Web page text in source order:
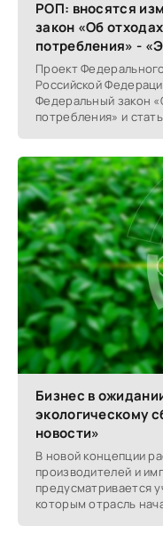
РОП: вносятся
закон «Об
потребления» -
Проект
Российской
Федеральный закон
потребления» и
Бизнес в
экологическому
новости»
В новой концепции
производителей и
предусматривается
которым отрасль